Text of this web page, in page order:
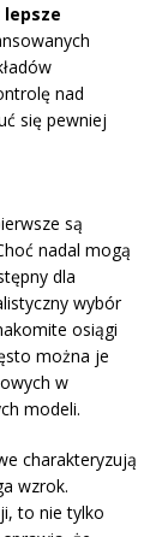
lepsze
nad
się pewniej
są
nadal mogą
dla
wybór
osiągi
można je
w
modeli.
charakteryzują
wzrok.
to nie tylko